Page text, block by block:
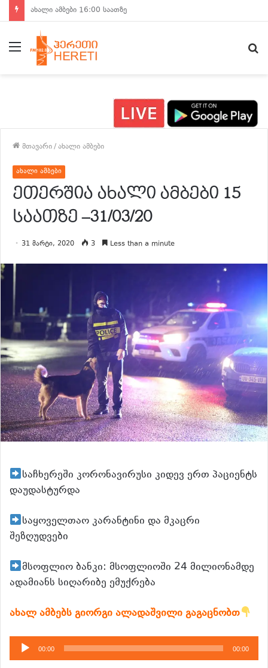
ახალი ამბები 15:00 საათზე
მენიუ
მთავარი/ახალი ამბები
ახალი ამბები
ეთერშია ახალი ამბები 15
საათზე –31/03/20
31 მარტი, 2020 3 Less than a minute
საჩხერეში კორონავირუსი კიდევ ერთ პაციენტს
დაუდასტურდა
საყოველთაო კარანტინი და მკაცრი
შეზღუდვები
მსოფლიო ბანკი: მსოფლიოში 24 მილიონამდე
ადამიანს სიღარიბე ემუქრება
ახალ ამბებს გიორგი ალადაშვილი გაგაცნობთ
აუდიო
დამკვრელი
00:00 00:00